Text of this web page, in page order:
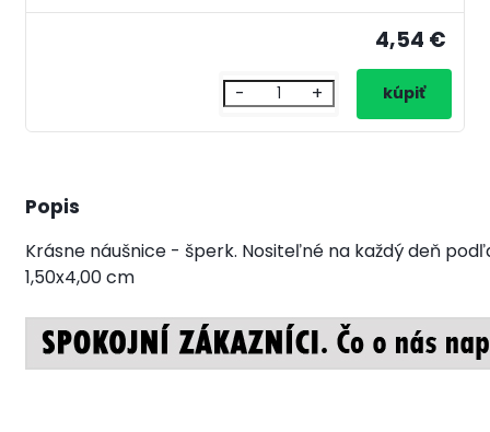
4,54 €
- +
Popis
Krásne náušnice - šperk. Nositeľné na každý deň
1,50x4,00 cm